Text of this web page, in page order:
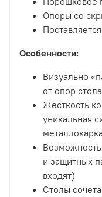
Опоры со
Особенности:
Визуально
от опор стола
Жесткость
уникальная
Возможность
и защитных
входят)
Столы